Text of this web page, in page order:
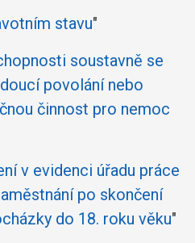
stavu"
soustavně se
povolání nebo
činnost pro nemoc
v evidenci úřadu práce
po skončení
do 18. roku věku"